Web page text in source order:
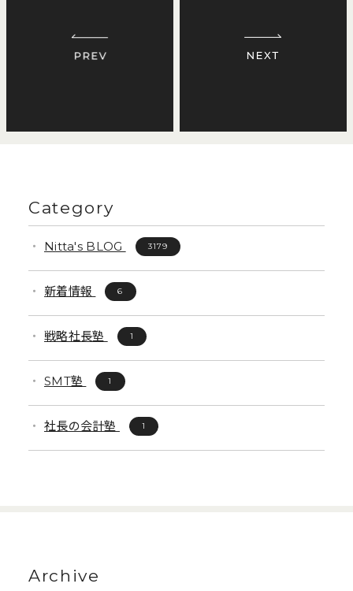
Category
Nitta's BLOG 3179
新着情報 6
戦略社長塾 1
SMT塾 1
社長の会計塾 1
Archive